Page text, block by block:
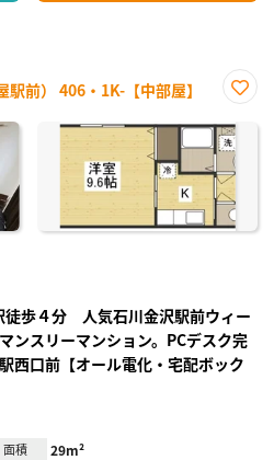
前） 406・1K-【中部屋】
に入
り登
録
徒歩４分 人気石川金沢駅前ウィー
ンスリーマンション。PCデスク完
西口前【オール電化・宅配ボック
面積 29m²